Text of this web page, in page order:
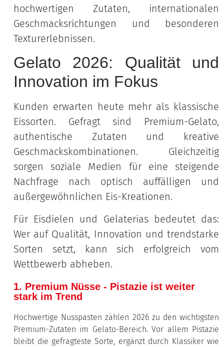
hochwertigen Zutaten, internationalen
Geschmacksrichtungen und besonderen
Texturerlebnissen.
Gelato 2026: Qualität und
Innovation im Fokus
Kunden erwarten heute mehr als klassische
Eissorten. Gefragt sind Premium-Gelato,
authentische Zutaten und kreative
Geschmackskombinationen. Gleichzeitig
sorgen soziale Medien für eine steigende
Nachfrage nach optisch auffälligen und
außergewöhnlichen Eis-Kreationen.
Für Eisdielen und Gelaterias bedeutet das:
Wer auf Qualität, Innovation und trendstarke
Sorten setzt, kann sich erfolgreich vom
Wettbewerb abheben.
1. Premium Nüsse - Pistazie ist weiter
stark im Trend
Hochwertige Nusspasten zählen 2026 zu den wichtigsten
Premium-Zutaten im Gelato-Bereich. Vor allem Pistazie
bleibt die gefragteste Sorte, ergänzt durch Klassiker wie